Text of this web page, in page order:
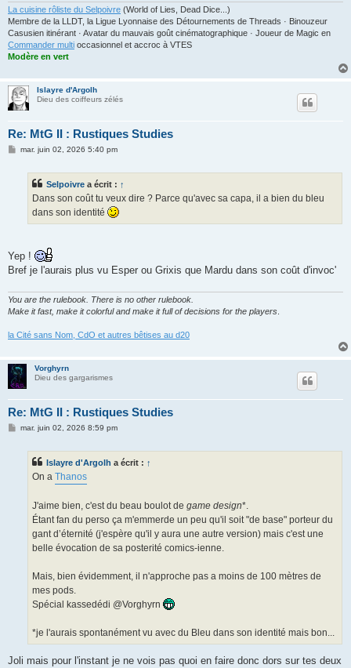
La cuisine rôliste du Selpoivre (World of Lies, Dead Dice...)
Membre de la LLDT, la Ligue Lyonnaise des Détournements de Threads · Binouzeur
Casusien itinérant · Avatar du mauvais goût cinématographique · Joueur de Magic en
Commander multi occasionnel et accroc à VTES
Modère en vert
Islayre d'Argolh
Dieu des coiffeurs zélés
Re: MtG II : Rustiques Studies
Mmar. juin 02, 2026 5:40 pm
Selpoivre a écrit : ↑
Dans son coût tu veux dire ? Parce qu'avec sa capa, il a bien du bleu
dans son identité
Yep !
Bref je l'aurais plus vu Esper ou Grixis que Mardu dans son coût d'invoc'
You are the rulebook. There is no other rulebook.
Make it fast, make it colorful and make it full of decisions for the players
la Cité sans Nom, CdO et autres bêtises au d20
Vorghyrn
Dieu des gargarismes
Re: MtG II : Rustiques Studies
Mmar. juin 02, 2026 8:59 pm
Islayre d'Argolh a écrit : ↑
On a Thanos
J'aime bien, c'est du beau boulot de game design*.
Étant fan du perso ça m'emmerde un peu qu'il soit "de base" porteur du
gant d’éternité (j'espère qu'il y aura une autre version) mais c'est une
belle évocation de sa posterité comics-ienne.
Mais, bien évidemment, il n'approche pas a moins de 100 mètres de
mes pods.
Spécial kassedédi @Vorghyrn
*je l'aurais spontanément vu avec du Bleu dans son identité mais bon...
Joli mais pour l'instant je ne vois pas quoi en faire donc dors sur tes deux